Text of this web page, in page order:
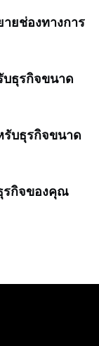
ยช่องทางการ
ธุรกิจขนาด
บธุรกิจขนาด
รกิจของคุณ